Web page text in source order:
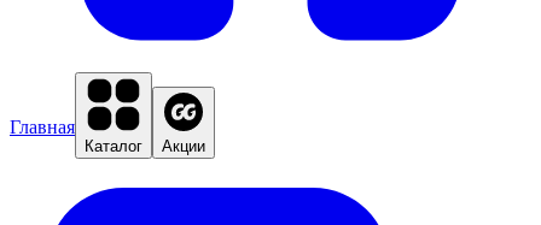
Главная
Каталог Акции